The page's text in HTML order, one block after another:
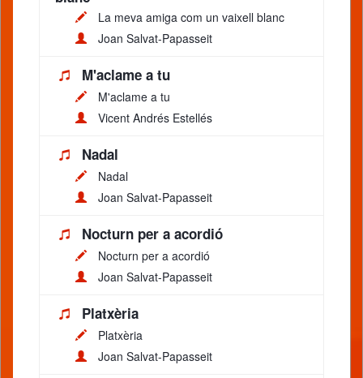
La meva amiga com un vaixell blanc
Joan Salvat-Papasseit
M'aclame a tu
M'aclame a tu
Vicent Andrés Estellés
Nadal
Nadal
Joan Salvat-Papasseit
Nocturn per a acordió
Nocturn per a acordió
Joan Salvat-Papasseit
Platxèria
Platxèria
Joan Salvat-Papasseit